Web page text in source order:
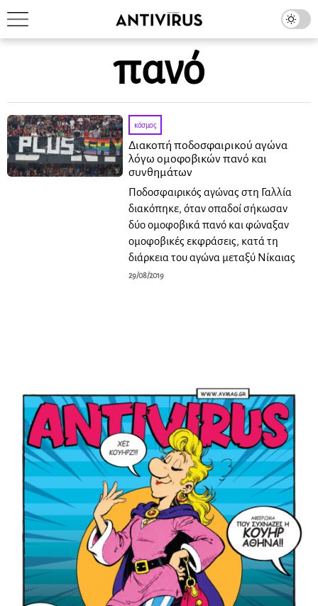
πανό
κόσμος
Διακοπή ποδοσφαιρικού αγώνα
λόγω ομοφοβικών πανό και
συνθημάτων
Ποδοσφαιρικός αγώνας στη Γαλλία
διακόπηκε, όταν οπαδοί σήκωσαν
δύο ομοφοβικά πανό και φώναξαν
ομοφοβικές εκφράσεις, κατά τη
διάρκεια του αγώνα μεταξύ Νίκαιας
29/08/2019